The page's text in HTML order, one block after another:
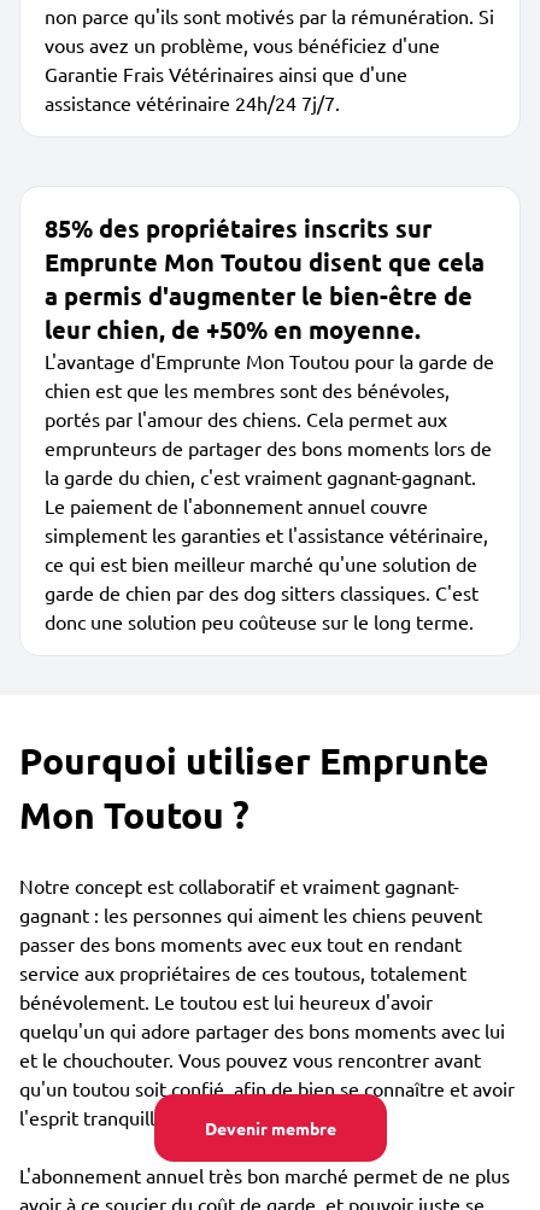
Devenir membre
non parce qu'ils sont motivés par la rémunération. Si
vous avez un problème, vous bénéficiez d'une
Garantie Frais Vétérinaires ainsi que d'une
assistance vétérinaire 24h/24 7j/7.
85% des propriétaires inscrits sur
Emprunte Mon Toutou disent que cela
a permis d'augmenter le bien-être de
leur chien, de +50% en moyenne.
L'avantage d'Emprunte Mon Toutou pour la garde de
chien est que les membres sont des bénévoles,
portés par l'amour des chiens. Cela permet aux
emprunteurs de partager des bons moments lors de
la garde du chien, c'est vraiment gagnant-gagnant.
Le paiement de l'abonnement annuel couvre
simplement les garanties et l'assistance vétérinaire,
ce qui est bien meilleur marché qu'une solution de
garde de chien par des dog sitters classiques. C'est
donc une solution peu coûteuse sur le long terme.
Pourquoi utiliser Emprunte
Mon Toutou ?
Notre concept est collaboratif et vraiment gagnant-
gagnant : les personnes qui aiment les chiens peuvent
passer des bons moments avec eux tout en rendant
service aux propriétaires de ces toutous, totalement
bénévolement. Le toutou est lui heureux d'avoir
quelqu'un qui adore partager des bons moments avec lui
et le chouchouter. Vous pouvez vous rencontrer avant
qu'un toutou soit confié, afin de bien se connaître et avoir
l'esprit tranquille.
L'abonnement annuel très bon marché permet de ne plus
avoir à ce soucier du coût de garde, et pouvoir juste se